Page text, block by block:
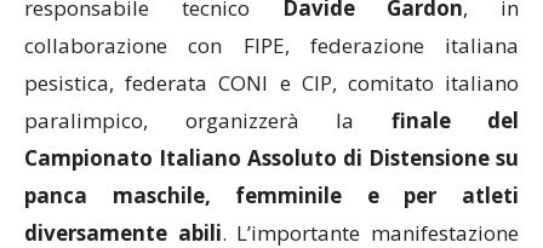
responsabile tecnico
Davide Gardon, in
collaborazione con FIPE, federazione italiana
pesistica, federata CONI e CIP, comitato italiano
paralimpico, organizzerà la finale del
Campionato Italiano Assoluto di Distensione su
panca maschile, femminile e per atleti
diversamente abili. L’importante manifestazione